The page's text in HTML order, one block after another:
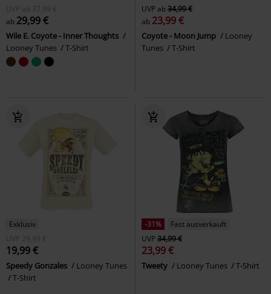
UVP
ab
37,99 €
ab 29,99 €
Wile E. Coyote - Inner Thoughts
Looney Tunes
T-Shirt
UVPab34,99 €
ab 23,99 €
Coyote - Moon Jump
Looney
Tunes
T-Shirt
Exklusiv
UVP
29,99 €
19,99 €
Speedy Gonzales
Looney Tunes
T-Shirt
-31%
Fast ausverkauft
UVP34,99 €
23,99 €
Tweety Looney Tunes T-Shirt